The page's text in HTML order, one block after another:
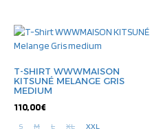
T-SHIRT WWWMAISON
KITSUNÉ MELANGE GRIS
MEDIUM
110,00€
S
M L XL XXL